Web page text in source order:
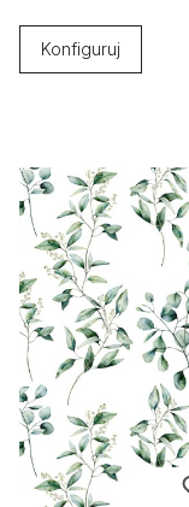
Konfiguruj